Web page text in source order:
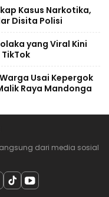
Kasus Narkotika,
Disita Polisi
yang Viral Kini
Usai Kepergok
Raya Mandonga
dari media sosial